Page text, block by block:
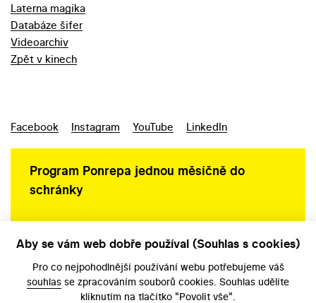
Laterna magika
Databáze šifer
Videoarchiv
Zpět v kinech
Facebook Instagram YouTube LinkedIn
Program Ponrepa jednou měsíčně do
schránky
Aby se vám web dobře používal (Souhlas s cookies)
Pro co nejpohodlnější používání webu potřebujeme váš
souhlas se zpracováním souborů cookies. Souhlas udělíte
kliknutím na tlačítko "Povolit vše".